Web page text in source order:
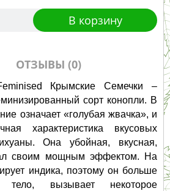
В корзину
ОТЗЫВЫ (0)
Крымские Семечки –
сорт конопли. В
означает «голубая жвачка», и
характеристика вкусовых
Она убойная, вкусная,
своим мощным эффектом. На
индика, поэтому он больше
тело, вызывает некоторое